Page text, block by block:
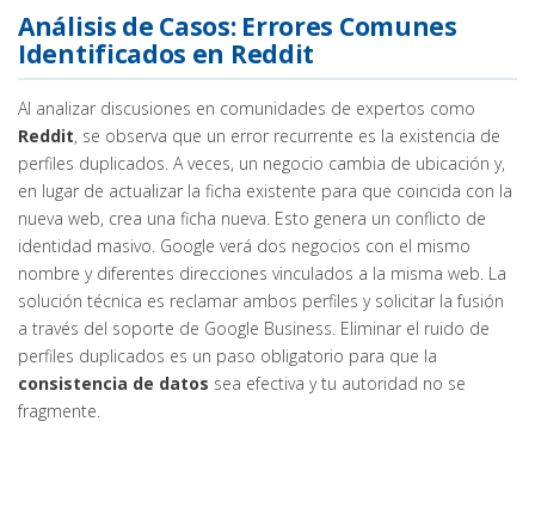
Análisis de Casos: Errores Comunes
Identificados en Reddit
Al analizar discusiones en comunidades de expertos como
Reddit, se observa que un error recurrente es la existencia de
perfiles duplicados. A veces, un negocio cambia de ubicación y,
en lugar de actualizar la ficha existente para que coincida con la
nueva web, crea una ficha nueva. Esto genera un conflicto de
identidad masivo. Google verá dos negocios con el mismo
nombre y diferentes direcciones vinculados a la misma web. La
solución técnica es reclamar ambos perfiles y solicitar la fusión
a través del soporte de Google Business. Eliminar el ruido de
perfiles duplicados es un paso obligatorio para que la
consistencia de datos sea efectiva y tu autoridad no se
fragmente.